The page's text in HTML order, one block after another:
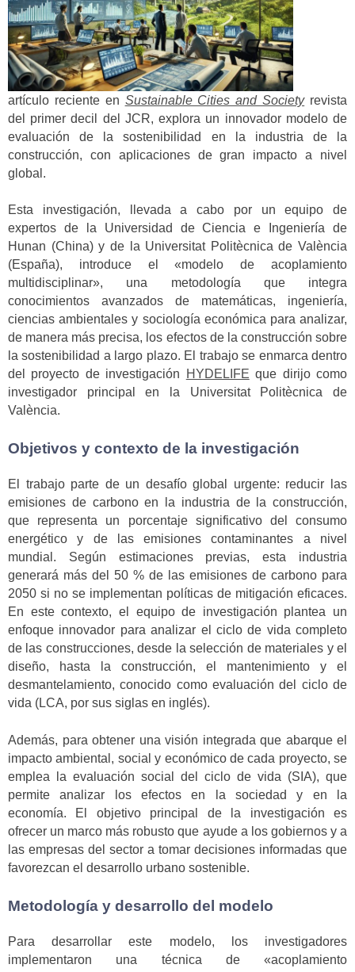
artículo reciente en Sustainable Cities and Societyrevista
del primer decil del JCR, explora un innovador modelo de
evaluación de la sostenibilidad en la industria de la
construcción, con aplicaciones de gran impacto a nivel
global.
Esta investigación, llevada a cabo por un equipo de
expertos de la Universidad de Ciencia e Ingeniería de
Hunan (China) y de la Universitat Politècnica de València
(España), introduce el «modelo de acoplamiento
multidisciplinar», una metodología que integra
conocimientos avanzados de matemáticas, ingeniería,
ciencias ambientales y sociología económica para analizar,
de manera más precisa, los efectos de la construcción sobre
la sostenibilidad a largo plazo. El trabajo se enmarca dentro
del proyecto de investigación
HYDELIFE que dirijo como
investigador principal en la Universitat Politècnica de
València.
Objetivos y contexto de la investigación
El trabajo parte de un desafío global urgente: reducir las
emisiones de carbono en la industria de la construcción,
que representa un porcentaje significativo del consumo
energético y de las emisiones contaminantes a nivel
mundial. Según estimaciones previas, esta industria
generará más del 50 % de las emisiones de carbono para
2050 si no se implementan políticas de mitigación eficaces.
En este contexto, el equipo de investigación plantea un
enfoque innovador para analizar el ciclo de vida completo
de las construcciones, desde la selección de materiales y el
diseño, hasta la construcción, el mantenimiento y el
desmantelamiento, conocido como evaluación del ciclo de
vida (LCA, por sus siglas en inglés).
Además, para obtener una visión integrada que abarque el
impacto ambiental, social y económico de cada proyecto, se
emplea la evaluación social del ciclo de vida (SIA), que
permite analizar los efectos en la sociedad y en la
economía. El objetivo principal de la investigación es
ofrecer un marco más robusto que ayude a los gobiernos y a
las empresas del sector a tomar decisiones informadas que
favorezcan el desarrollo urbano sostenible.
Metodología y desarrollo del modelo
Para desarrollar este modelo, los investigadores
implementaron una técnica de «acoplamiento